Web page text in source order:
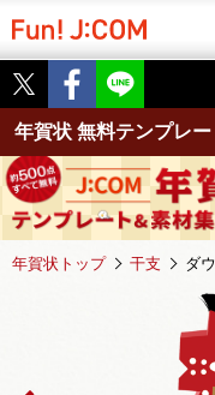
Twitter Facebook
年賀状 無料テンプレ
年賀状トップ 干支 ダ